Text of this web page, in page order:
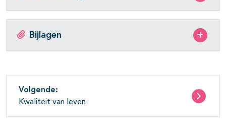
Bijlagen
Volgende:
Kwaliteit van leven